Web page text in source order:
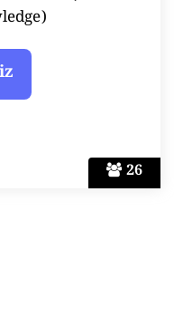
26